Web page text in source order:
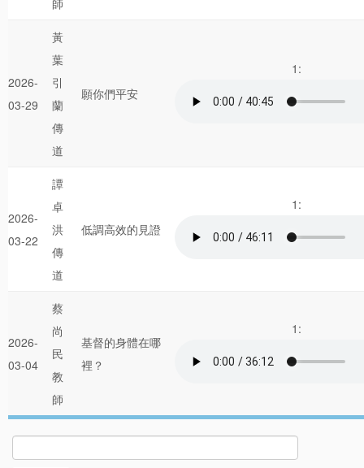
2026-
03-29
黃
葉
引
蘭
傳
道
願你們平安
1:
2026-
03-22
譚
卓
洪
傳
道
低調高效的見證
1:
2026-
03-04
蔡
尚
民
教
師
基督的身體在哪
裡？
1:
Search
for: